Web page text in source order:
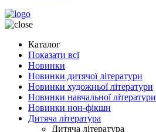
Каталог
Показати всі
Новинки
Новинки дитячої літератури
Новинки художньої літератури
Новинки навчальної літератури
Новинки нон-фікшн
Дитяча література
Дитяча література